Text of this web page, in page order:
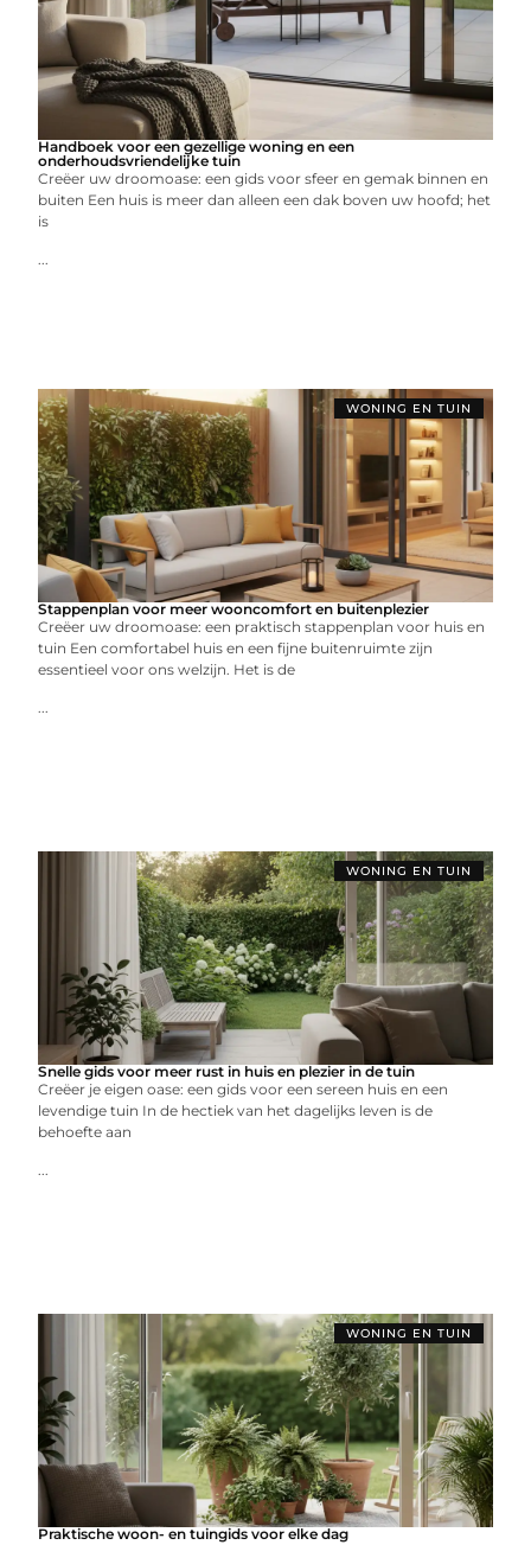
Handboek voor een gezellige woning en een
onderhoudsvriendelijke tuin
Creëer uw droomoase: een gids voor sfeer en gemak binnen en
buiten Een huis is meer dan alleen een dak boven uw hoofd; het
is
...
WONING EN TUIN
Stappenplan voor meer wooncomfort en buitenplezier
Creëer uw droomoase: een praktisch stappenplan voor huis en
tuin Een comfortabel huis en een fijne buitenruimte zijn
essentieel voor ons welzijn. Het is de
...
WONING EN TUIN
Snelle gids voor meer rust in huis en plezier in de tuin
Creëer je eigen oase: een gids voor een sereen huis en een
levendige tuin In de hectiek van het dagelijks leven is de
behoefte aan
...
WONING EN TUIN
Praktische woon- en tuingids voor elke dag